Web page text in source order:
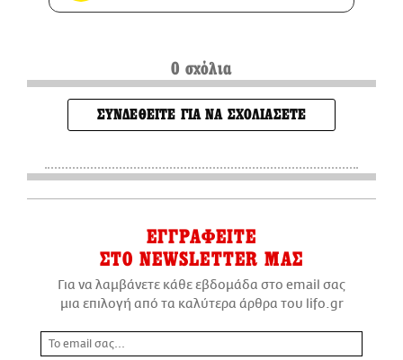
0 σχόλια
ΣΥΝΔΕΘΕΙΤΕ ΓΙΑ ΝΑ ΣΧΟΛΙΑΣΕΤΕ
ΕΓΓΡΑΦΕΙΤΕ
ΣΤΟ NEWSLETTER ΜΑΣ
Για να λαμβάνετε κάθε εβδομάδα στο email σας
μια επιλογή από τα καλύτερα άρθρα του lifo.gr